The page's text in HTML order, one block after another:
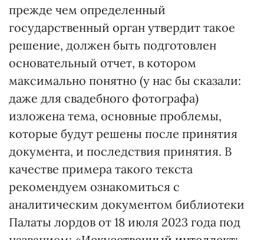
прежде чем определенный
государственный орган утвердит такое
решение, должен быть подготовлен
основательный отчет, в котором
максимально понятно (у нас бы сказали:
даже для свадебного фотографа)
изложена тема, основные проблемы,
которые будут решены после принятия
документа, и последствия принятия. В
качестве примера такого текста
рекомендуем ознакомиться с
аналитическим документом библиотеки
Палаты лордов от 18 июля 2023 года под